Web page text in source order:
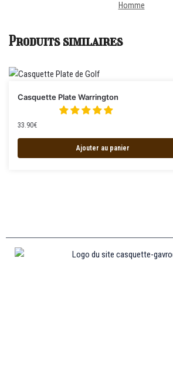
Homme
Produits similaires
Casquette Plate Warrington
33.90€
Ajouter au panier